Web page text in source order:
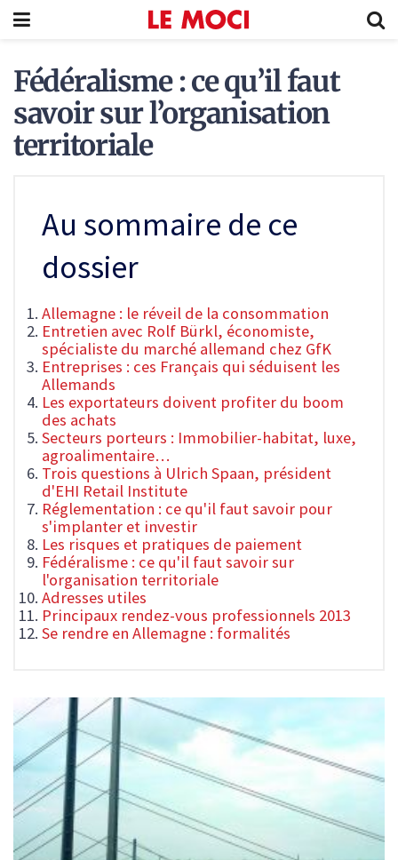
Fédéralisme : ce qu’il faut
savoir sur l’organisation
territoriale
Au sommaire de ce
dossier
Allemagne : le réveil de la consommation
Entretien avec Rolf Bürkl, économiste,
spécialiste du marché allemand chez GfK
Entreprises : ces Français qui séduisent les
Allemands
Les exportateurs doivent profiter du boom
des achats
Secteurs porteurs : Immobilier-habitat, luxe,
agroalimentaire…
Trois questions à Ulrich Spaan, président
d'EHI Retail Institute
Réglementation : ce qu'il faut savoir pour
s'implanter et investir
Les risques et pratiques de paiement
Fédéralisme : ce qu'il faut savoir sur
l'organisation territoriale
Adresses utiles
Principaux rendez-vous professionnels 2013
Se rendre en Allemagne : formalités